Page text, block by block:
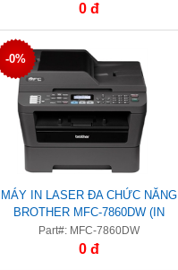
0 đ
-0%
MÁY IN LASER ĐA CHỨC NĂNG
BROTHER MFC-7860DW (IN
DUPLEX, WIFI, SCAN, COPY,
Part#: MFC-7860DW
0 đ